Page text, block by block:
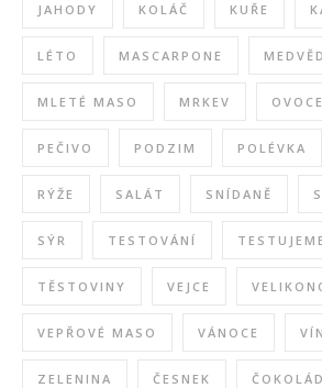
JAHODY KOLÁČ KUŘE
LÉTO MASCARPONE
MLETÉ MASO MRKEV OVOCE
PEČIVO PODZIM POLÉVKA
RÝŽE SALÁT SNÍDANĚ
SÝR TESTOVÁNÍ TESTUJEME
TĚSTOVINY VEJCE
VEPŘOVÉ MASO VÁNOCE
ZELENINA ČESNEK